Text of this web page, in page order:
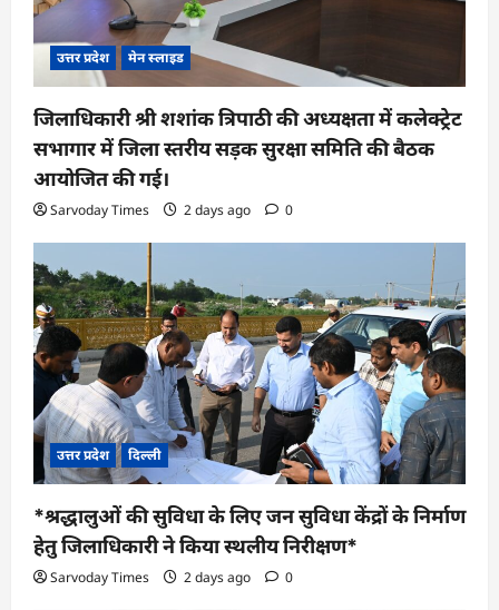
उत्तर प्रदेश मेन स्लाइड
जिलाधिकारी श्री शशांक त्रिपाठी की अध्यक्षता में कलेक्ट्रेट
सभागार में जिला स्तरीय सड़क सुरक्षा समिति की बैठक
आयोजित की गई।
Sarvoday Times 2 days ago 0
उत्तर प्रदेश दिल्ली
*श्रद्धालुओं की सुविधा के लिए जन सुविधा केंद्रों के निर्माण
हेतु जिलाधिकारी ने किया स्थलीय निरीक्षण*
Sarvoday Times 2 days ago 0